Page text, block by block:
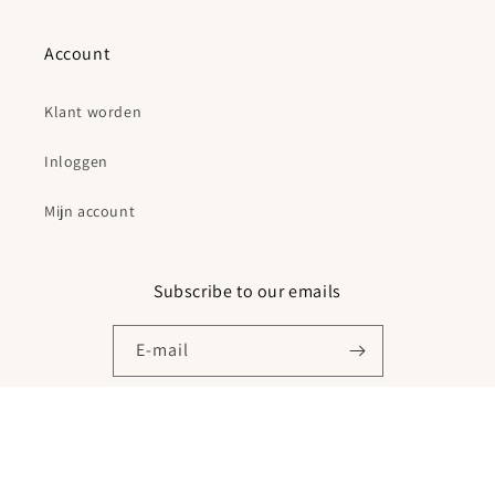
Account
Klant worden
Inloggen
Mijn account
Subscribe to our emails
E‑mail